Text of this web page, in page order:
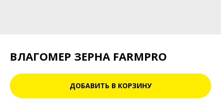
ВЛАГОМЕР ЗЕРНА FARMPRO
ДОБАВИТЬ В КОРЗИНУ